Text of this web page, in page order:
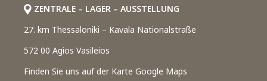
ZENTRALE – LAGER – AUSSTELLUNG
27. km Thessaloniki – Kavala Nationalstraße
572 00 Agios Vasileios
Finden Sie uns auf der Karte Google Maps